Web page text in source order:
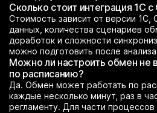
Сколько стоит интеграция 1С с
Стоимость зависит от версии 1С,
данных, количества сценариев
доработок и сложности
можно подготовить после
Можно ли настроить обмен не
по расписанию?
Да. Обмен может работать по
каждые несколько минут, раз в
регламенту. Для части